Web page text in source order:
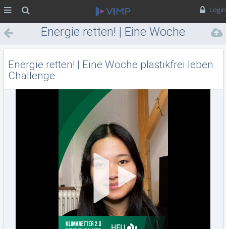
Login
Energie retten! | Eine Woche
plastikfrei leben Challenge
Energie retten! | Eine Woche plastikfrei leben
Challenge